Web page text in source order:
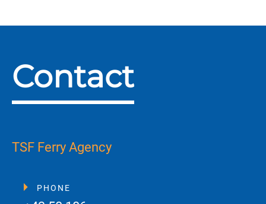
Contact
TSF Ferry Agency
PHONE